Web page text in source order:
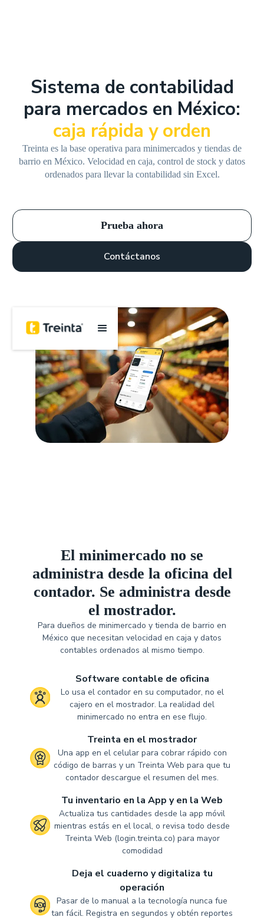
Sistema de contabilidad
para mercados en México:
caja rápida y orden
Treinta es la base operativa para minimercados y tiendas de
barrio en México. Velocidad en caja, control de stock y datos
ordenados para llevar la contabilidad sin Excel.
Prueba ahora
Contáctanos
El minimercado no se
administra desde la oficina del
contador. Se administra desde
el mostrador.
Para dueños de minimercado y tienda de barrio en
México que necesitan velocidad en caja y datos
contables ordenados al mismo tiempo.
Software contable de oficina
Lo usa el contador en su computador, no el
cajero en el mostrador. La realidad del
minimercado no entra en ese flujo.
Treinta en el mostrador
Una app en el celular para cobrar rápido con
código de barras y un Treinta Web para que tu
contador descargue el resumen del mes.
Tu inventario en la App y en la Web
Actualiza tus cantidades desde la app móvil
mientras estás en el local, o revisa todo desde
Treinta Web (login.treinta.co) para mayor
comodidad
Deja el cuaderno y digitaliza tu
operación
Pasar de lo manual a la tecnología nunca fue
tan fácil. Registra en segundos y obtén reportes